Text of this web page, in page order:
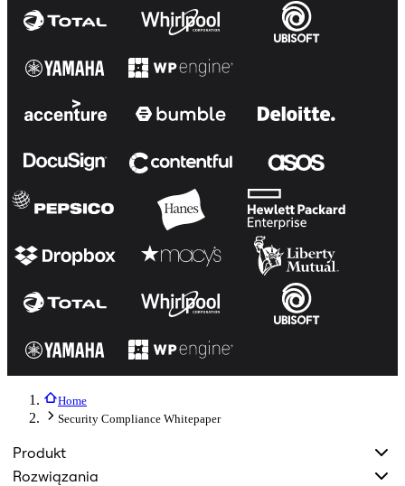
Home
Security Compliance Whitepaper
Produkt
Rozwiązania